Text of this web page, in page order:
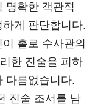
명확한 객관적
게 판단합니다.
홀로 수사관의
한 진술을 피하
다름없습니다.
진술 조서를 남